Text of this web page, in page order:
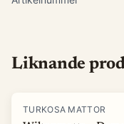
Liknande
TURKOSA MATTOR